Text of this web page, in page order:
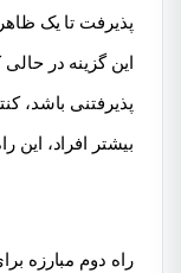
پذیرفت تا یک
این گزینه در
پذیرفتنی باشد،
بیشتر افراد،
راه دوم مبارزه